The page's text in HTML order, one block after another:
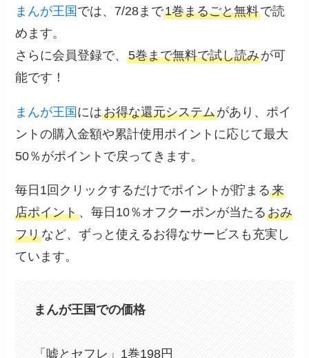
まんが王国 では、7/28まで1巻まるごと無料で読
めます。
さらに会員登録で、5巻まで無料で試し読みが可
能です！
まんが王国 にはお得な還元システムがあり、ポイ
ントの購入金額や累計使用ポイントに応じて最大
50％がポイントで戻ってきます。
毎日1回クリックするだけでポイントが貯まる来
店ポイント、毎日10％オフクーポンが当たるおみ
フリなど、ずっと使えるお得なサービスも充実し
ています。
まんが王国での価格
「嘘とセフレ」1巻198円